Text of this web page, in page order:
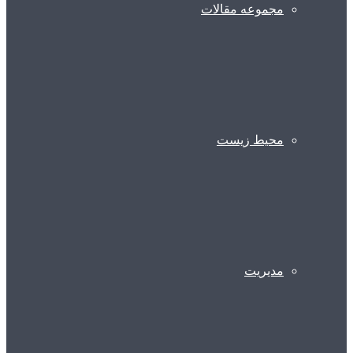
مجموعه مقالات
محیط زیست
مدیریت